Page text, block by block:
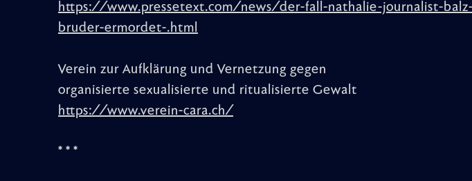
https://www.pressetext.com/news/der-fall-nathalie-journalist-balz-
bruder-ermordet-.html
Verein zur Aufklärung und Vernetzung gegen
organisierte sexualisierte und ritualisierte Gewalt
https://www.verein-cara.ch/
* * *